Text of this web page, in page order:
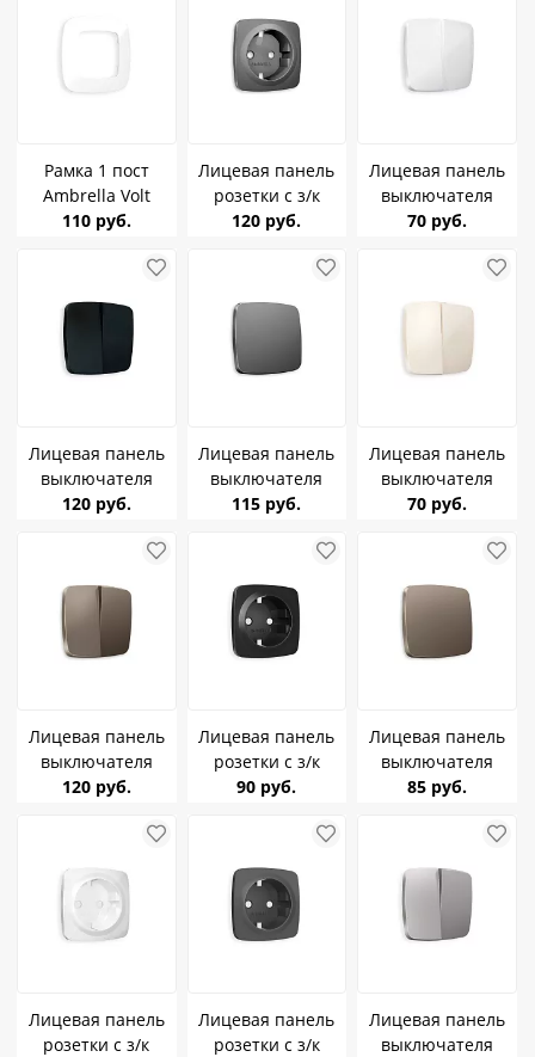
OP1070
Рамка 1 пост
Ambrella Volt
белый глянцевый
110 руб.
Лицевая панель
розетки с з/к
Ambrella Volt
Omega OP6560
120 руб.
Лицевая панель
выключателя
2клавишного
белый глянцевый
70 руб.
Лицевая панель
выключателя
2клавишного
черный матовый
120 руб.
Лицевая панель
выключателя
1клавишного
антрацит серый
Omega OP6510
115 руб.
Лицевая панель
выключателя
2клавишного
глянцевый Omega
OP3030
70 руб.
Лицевая панель
выключателя
2клавишного
темная бронза
OP6330
120 руб.
Лицевая панель
розетки с з/к
Ambrella Volt
Omega OP8060
90 руб.
Лицевая панель
выключателя
1клавишного
темная бронза
OP6310
85 руб.
Лицевая панель
розетки с з/к
Лицевая панель
розетки с з/к
Лицевая панель
выключателя